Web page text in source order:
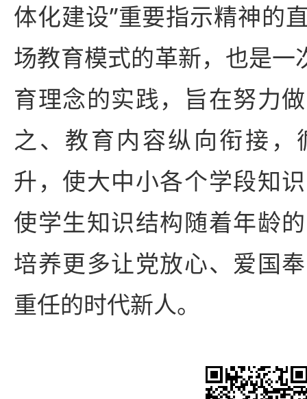
体化建设”重要指示精神的
场教育模式的革新，也是一
育理念的实践，旨在努力
之、教育内容纵向衔接，
升，使大中小各个学段知
使学生知识结构随着年龄
培养更多让党放心、爱国
重任的时代新人。